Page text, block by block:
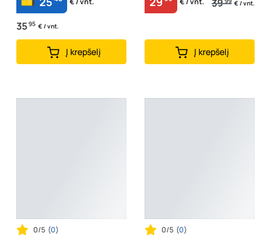
3595 € / vnt.
Į krepšelį
39 € / vnt.
Į krepšelį
0/5 (0)
0/5 (0)